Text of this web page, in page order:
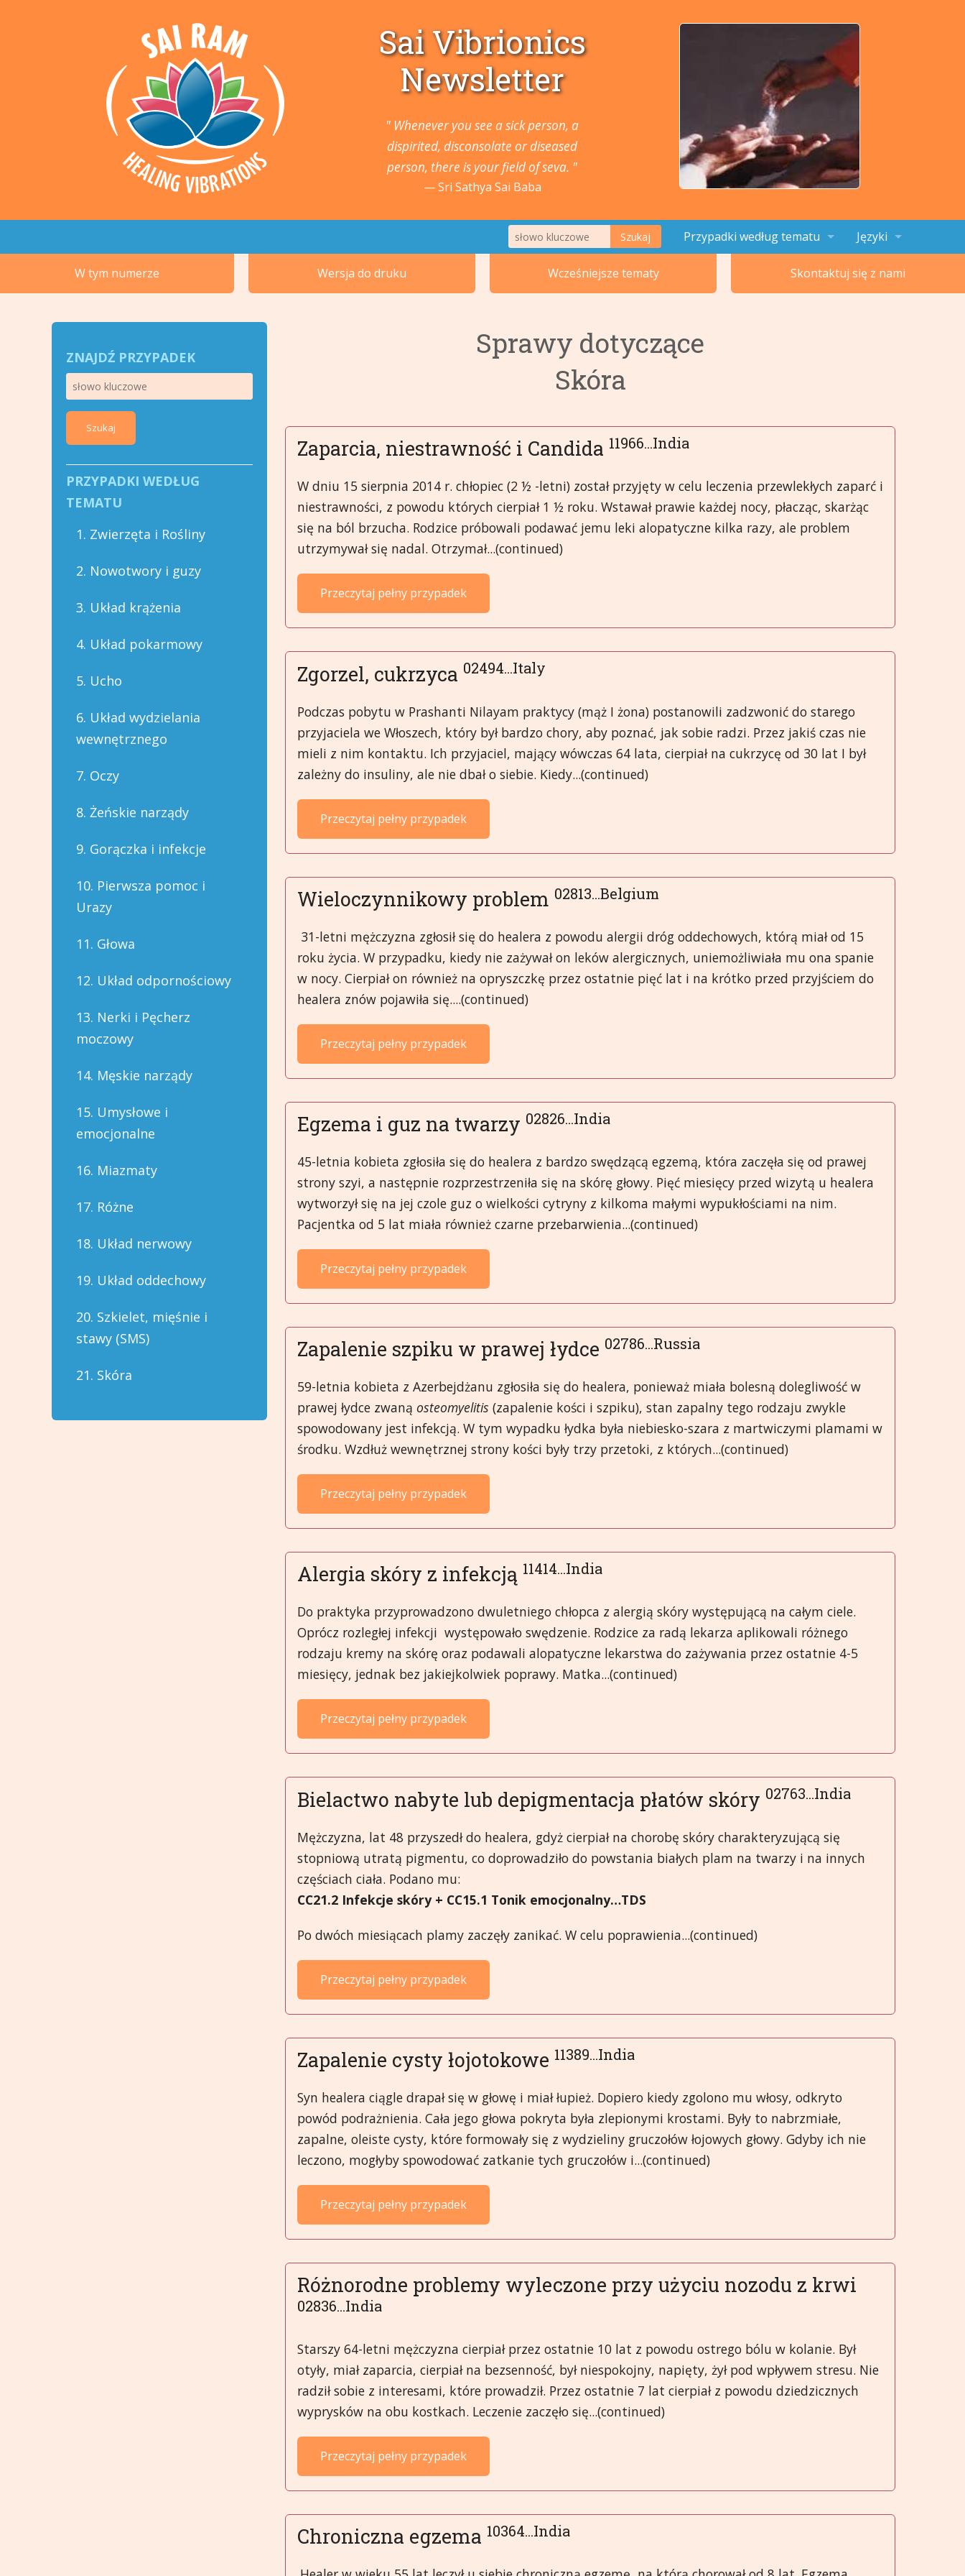
Sai Vibrionics
Newsletter
" Whenever you see a sick person, a
dispirited, disconsolate or diseased
person, there is your field of seva. "
Sri Sathya Sai Baba
Szukaj Przypadki według tematu
1. Zwierzęta i Rośliny
3. Układ krążenia
4. Układ pokarmowy
6. Układ wydzielania wewnętrznegoTematy 9-13
9. Gorączka i infekcje
10. Pierwsza pomoc i Urazy
12. Układ odpornościowy
14. Męskie narządy
16. Miazmaty
18. Układ nerwowy
20. Szkielet, mięśnie i stawy (SMS)
Języki
English
polski
W tym numerze Wersja do druku Wcześniejsze tematy Skontaktuj się z nami
ZNAJDŹ PRZYPADEK
Szukaj
PRZYPADKI WEDŁUG
TEMATU
1. Zwierzęta i Rośliny
2. Nowotwory i guzy
3. Układ krążenia
4. Układ pokarmowy
5. Ucho
6. Układ wydzielania
wewnętrznego
7. Oczy
8. Żeńskie narządy
9. Gorączka i infekcje
10. Pierwsza pomoc i
Urazy
11. Głowa
12. Układ odpornościowy
13. Nerki i Pęcherz
moczowy
14. Męskie narządy
15. Umysłowe i
emocjonalne
16. Miazmaty
17. Różne
18. Układ nerwowy
19. Układ oddechowy
20. Szkielet, mięśnie i
stawy (SMS)
21. Skóra
Sprawy dotyczące
Skóra
Zaparcia, niestrawność i Candida 11966...India
W dniu 15 sierpnia 2014 r. chłopiec (2 ½ -letni) został przyjęty w celu leczenia przewlekłych zaparć i
niestrawności, z powodu których cierpiał 1 ½ roku. Wstawał prawie każdej nocy, płacząc, skarżąc
się na ból brzucha. Rodzice próbowali podawać jemu leki alopatyczne kilka razy, ale problem
utrzymywał się nadal. Otrzymał...(continued)
Przeczytaj pełny przypadek
Zgorzel, cukrzyca 02494...Italy
Podczas pobytu w Prashanti Nilayam praktycy (mąż I żona) postanowili zadzwonić do starego
przyjaciela we Włoszech, który był bardzo chory, aby poznać, jak sobie radzi. Przez jakiś czas nie
mieli z nim kontaktu. Ich przyjaciel, mający wówczas 64 lata, cierpiał na cukrzycę od 30 lat I był
zależny do insuliny, ale nie dbał o siebie. Kiedy...(continued)
Przeczytaj pełny przypadek
Wieloczynnikowy problem 02813...Belgium
31-letni mężczyzna zgłosił się do healera z powodu alergii dróg oddechowych, którą miał od 15
roku życia. W przypadku, kiedy nie zażywał on leków alergicznych, uniemożliwiała mu ona spanie
w nocy. Cierpiał on również na opryszczkę przez ostatnie pięć lat i na krótko przed przyjściem do
healera znów pojawiła się....(continued)
Przeczytaj pełny przypadek
Egzema i guz na twarzy 02826...India
45-letnia kobieta zgłosiła się do healera z bardzo swędzącą egzemą, która zaczęła się od prawej
strony szyi, a następnie rozprzestrzeniła się na skórę głowy. Pięć miesięcy przed wizytą u healera
wytworzył się na jej czole guz o wielkości cytryny z kilkoma małymi wypukłościami na nim.
Pacjentka od 5 lat miała również czarne przebarwienia...(continued)
Przeczytaj pełny przypadek
Zapalenie szpiku w prawej łydce 02786...Russia
59-letnia kobieta z Azerbejdżanu zgłosiła się do healera, ponieważ miała bolesną dolegliwość w
prawej łydce zwaną osteomyelitis (zapalenie kości i szpiku), stan zapalny tego rodzaju zwykle
spowodowany jest infekcją. W tym wypadku łydka była niebiesko-szara z martwiczymi plamami w
środku. Wzdłuż wewnętrznej strony kości były trzy przetoki, z których...(continued)
Przeczytaj pełny przypadek
Alergia skóry z infekcją 11414...India
Do praktyka przyprowadzono dwuletniego chłopca z alergią skóry występującą na całym ciele.
Oprócz rozległej infekcji występowało swędzenie. Rodzice za radą lekarza aplikowali różnego
rodzaju kremy na skórę oraz podawali alopatyczne lekarstwa do zażywania przez ostatnie 4-5
miesięcy, jednak bez jakiejkolwiek poprawy. Matka...(continued)
Przeczytaj pełny przypadek
Bielactwo nabyte lub depigmentacja płatów skóry 02763...India
Mężczyzna, lat 48 przyszedł do healera, gdyż cierpiał na chorobę skóry charakteryzującą się
stopniową utratą pigmentu, co doprowadziło do powstania białych plam na twarzy i na innych
częściach ciała. Podano mu:
CC21.2 Infekcje skóry + CC15.1 Tonik emocjonalny…TDS
Po dwóch miesiącach plamy zaczęły zanikać. W celu poprawienia...(continued)
Przeczytaj pełny przypadek
Zapalenie cysty łojotokowe 11389...India
Syn healera ciągle drapał się w głowę i miał łupież. Dopiero kiedy zgolono mu włosy, odkryto
powód podrażnienia. Cała jego głowa pokryta była zlepionymi krostami. Były to nabrzmiałe,
zapalne, oleiste cysty, które formowały się z wydzieliny gruczołów łojowych głowy. Gdyby ich nie
leczono, mogłyby spowodować zatkanie tych gruczołów i...(continued)
Przeczytaj pełny przypadek
Różnorodne problemy wyleczone przy użyciu nozodu z krwi
02836...India
Starszy 64-letni mężczyzna cierpiał przez ostatnie 10 lat z powodu ostrego bólu w kolanie. Był
otyły, miał zaparcia, cierpiał na bezsenność, był niespokojny, napięty, żył pod wpływem stresu. Nie
radził sobie z interesami, które prowadził. Przez ostatnie 7 lat cierpiał z powodu dziedzicznych
wyprysków na obu kostkach. Leczenie zaczęło się...(continued)
Przeczytaj pełny przypadek
Chroniczna egzema 10364...India